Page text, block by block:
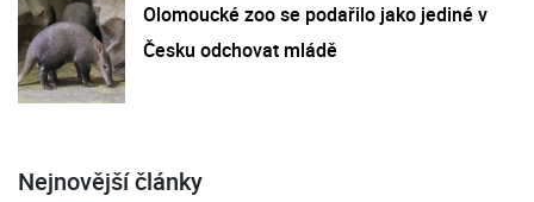
Olomoucké zoo se podařilo jako jediné v
Česku odchovat mládě
Nejnovější články